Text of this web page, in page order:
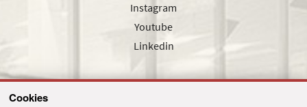
Cookies
Instagram
Youtube
Linkedin